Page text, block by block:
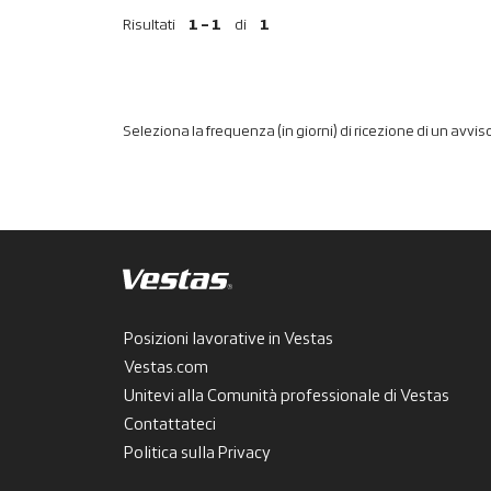
Risultati 1 – 1 di 1
Seleziona la frequenza (in giorni) di ricezione di un
Posizioni lavorative in Vestas
Vestas.com
Unitevi alla Comunità professionale di Vestas
Contattateci
Politica sulla Privacy